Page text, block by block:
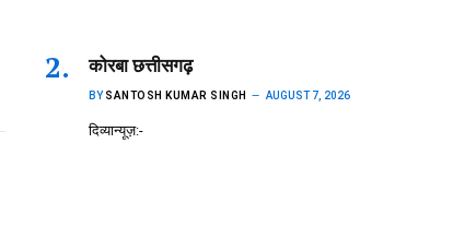
कोरबा छत्तीसगढ़
BY SANTOSH KUMAR SINGH AUGUST 7, 2026
दिव्यान्यूज़:-